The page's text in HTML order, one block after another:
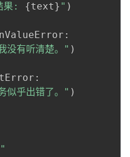
果: {text} " )
:
没有听清楚。" )
:
似乎出错了。" )